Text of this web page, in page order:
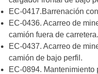
EC-0417.Barrenación
EC-0436. Acarreo de
camión fuera de carretera.
EC-0437. Acarreo de
camión de bajo perfil.
EC-0894. Mantenimiento